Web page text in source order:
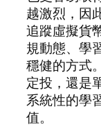
越激烈，因
追蹤虛擬貨
規動態、學
穩健的方式
定投，還是
系統性的學
值。